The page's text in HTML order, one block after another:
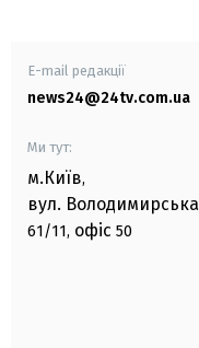
E-mail редакції
news24@24tv.com.ua
Ми тут:
м.Київ,
вул. Володимирська
61/11, офіс 50